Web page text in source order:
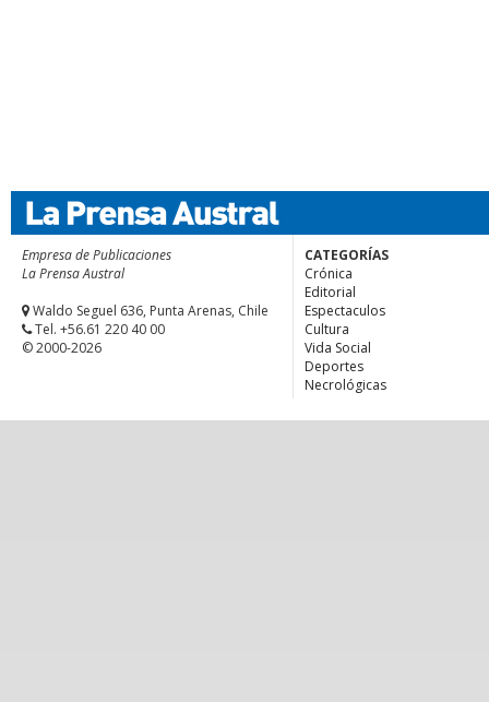
Empresa de Publicaciones
La Prensa Austral
Waldo Seguel 636, Punta Arenas, Chile
Tel. +56.61 220 40 00
© 2000-2026
CATEGORÍAS
Crónica
Editorial
Espectaculos
Cultura
Vida Social
Deportes
Necrológicas